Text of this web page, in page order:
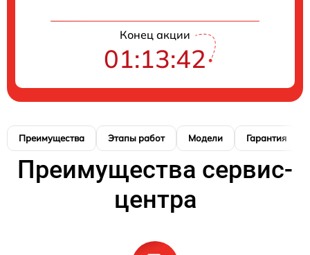
Конец акции
01:13:41
Преимущества Этапы работ Модели Гарантия
Преимущества сервис-
центра